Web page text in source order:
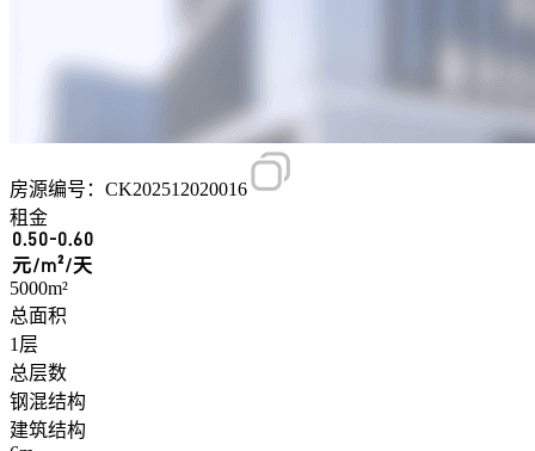
房源编号：CK202512020016
租金
0.50-0.60
元/m²/天
5000m²
总面积
1层
总层数
钢混结构
建筑结构